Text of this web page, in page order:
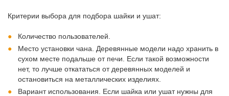
Критерии выбора для подбора шайки и ушат:
Количество пользователей.
Место установки чана. Деревянные модели надо хранить в
сухом месте подальше от печи. Если такой возможности
нет, то лучше откататься от деревянных моделей и
остановиться на металлических изделиях.
Вариант использования. Если шайка или ушат нужны для